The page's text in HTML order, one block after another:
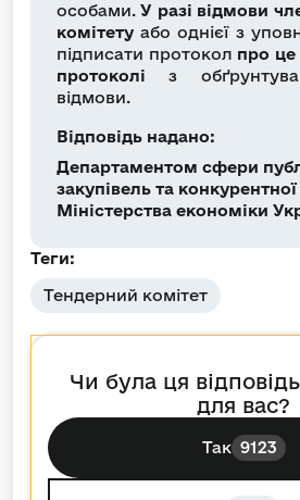
особами.У разі відмови
комітету або однієї з
підписати протокол про це
протоколі з
відмови.
Відповідь надано:
Департаментом сфери
закупівель та
Міністерства економіки
Теги:
Тендерний комітет
Чи була ця
для вас?
Так 9123